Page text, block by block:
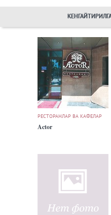
РЕСТОРАНЛАР ВА КАФЕЛАР
Actor